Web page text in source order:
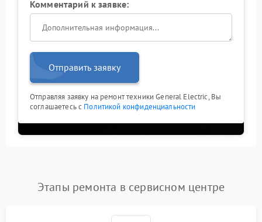
Комментарий к заявке:
Отправить заявку
Отправляя заявку на ремонт техники General Electric, Вы
соглашаетесь с Политикой конфиденциальности
Этапы ремонта в сервисном центре